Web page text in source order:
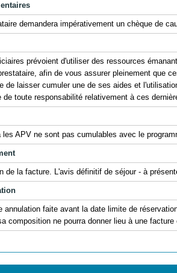
demandera impérativement un chèque de
prévoient d'utiliser des ressources
afin de vous assurer pleinement que
de laisser cumuler une de ses aides et
de toute responsabilité relativement à ces
les APV ne sont pas cumulables avec le
de la facture. L'avis définitif de séjour - à
annulation faite avant la date limite de
composition ne pourra donner lieu à une